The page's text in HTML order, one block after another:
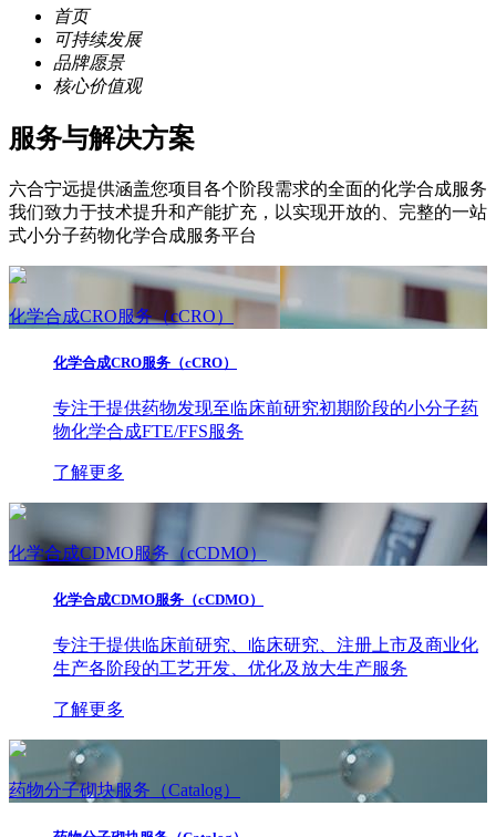
首页
可持续发展
品牌愿景
核心价值观
服务与解决方案
六合宁远提供涵盖您项目各个阶段需求的全面的化学合成服务
我们致力于技术提升和产能扩充，以实现开放的、完整的一站
式小分子药物化学合成服务平台
化学合成CRO服务（cCRO）
化学合成CRO服务（cCRO）
专注于提供药物发现至临床前研究初期阶段的小分子药
物化学合成FTE/FFS服务
了解更多
化学合成CDMO服务（cCDMO）
化学合成CDMO服务（cCDMO）
专注于提供临床前研究、临床研究、注册上市及商业化
生产各阶段的工艺开发、优化及放大生产服务
了解更多
药物分子砌块服务（Catalog）